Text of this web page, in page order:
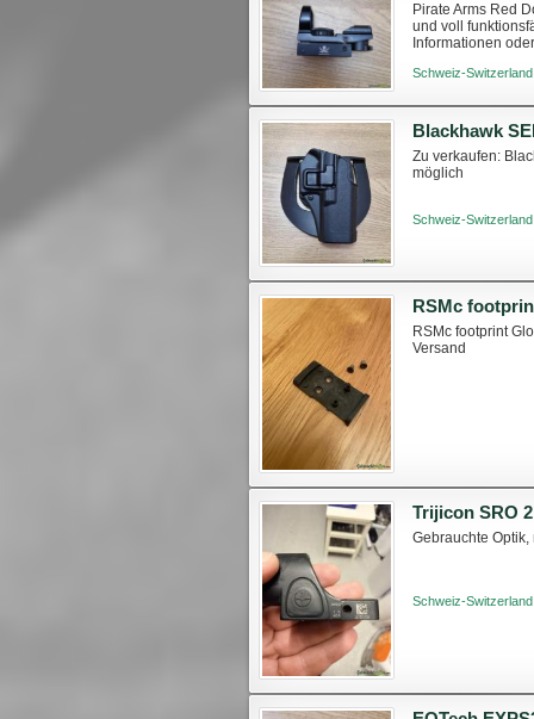
Pirate Arms Red
und voll
Informationen
Schweiz-
Blackhawk
Zu verkaufen:
möglich
Schweiz-
RSMc
RSMc footprint
Versand
Trijicon SRO
Gebrauchte Optik,
Schweiz-